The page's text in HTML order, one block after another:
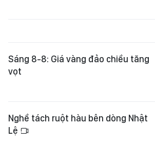
Sáng 8-8: Giá vàng đảo chiều tăng
vọt
Nghề tách ruột hàu bên dòng Nhật
Lệ